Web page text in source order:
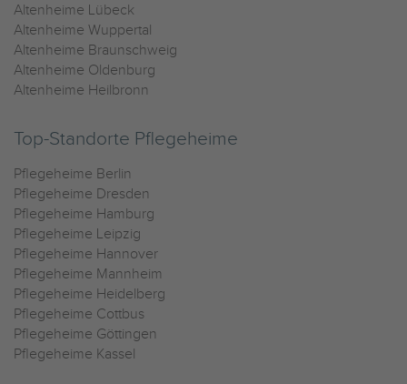
Altenheime Lübeck
Altenheime Wuppertal
Altenheime Braunschweig
Altenheime Oldenburg
Altenheime Heilbronn
Top-Standorte Pflegeheime
Pflegeheime Berlin
Pflegeheime Dresden
Pflegeheime Hamburg
Pflegeheime Leipzig
Pflegeheime Hannover
Pflegeheime Mannheim
Pflegeheime Heidelberg
Pflegeheime Cottbus
Pflegeheime Göttingen
Pflegeheime Kassel